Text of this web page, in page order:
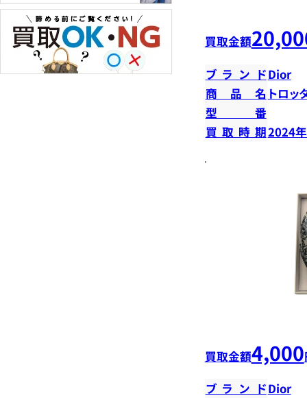
買取金額
ブランドDior
商品名 トロッ
型番
買取時期2024
買取金額4,000
ブランドDior